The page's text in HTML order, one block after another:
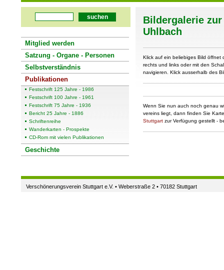
suchen
Mitglied werden
Satzung - Organe - Personen
Selbstverständnis
Publikationen
Festschrift 125 Jahre - 1986
Festschrift 100 Jahre - 1961
Festschrift 75 Jahre - 1936
Bericht 25 Jahre - 1886
Schriftenreihe
Wanderkarten - Prospekte
CD-Rom mit vielen Publikationen
Geschichte
Bildergalerie
Uhlbach
Klick auf ein beliebiges Bild öffnet
rechts und links oder mit den
navigieren. Klick ausserhalb des
Wenn Sie nun auch noch genau
vereins liegt, dann finden Sie
Stuttgartzur Verfügung gestellt -
Verschönerungsverein Stuttgart e.V. • Weberstraße 2 • 70182 Stuttgart